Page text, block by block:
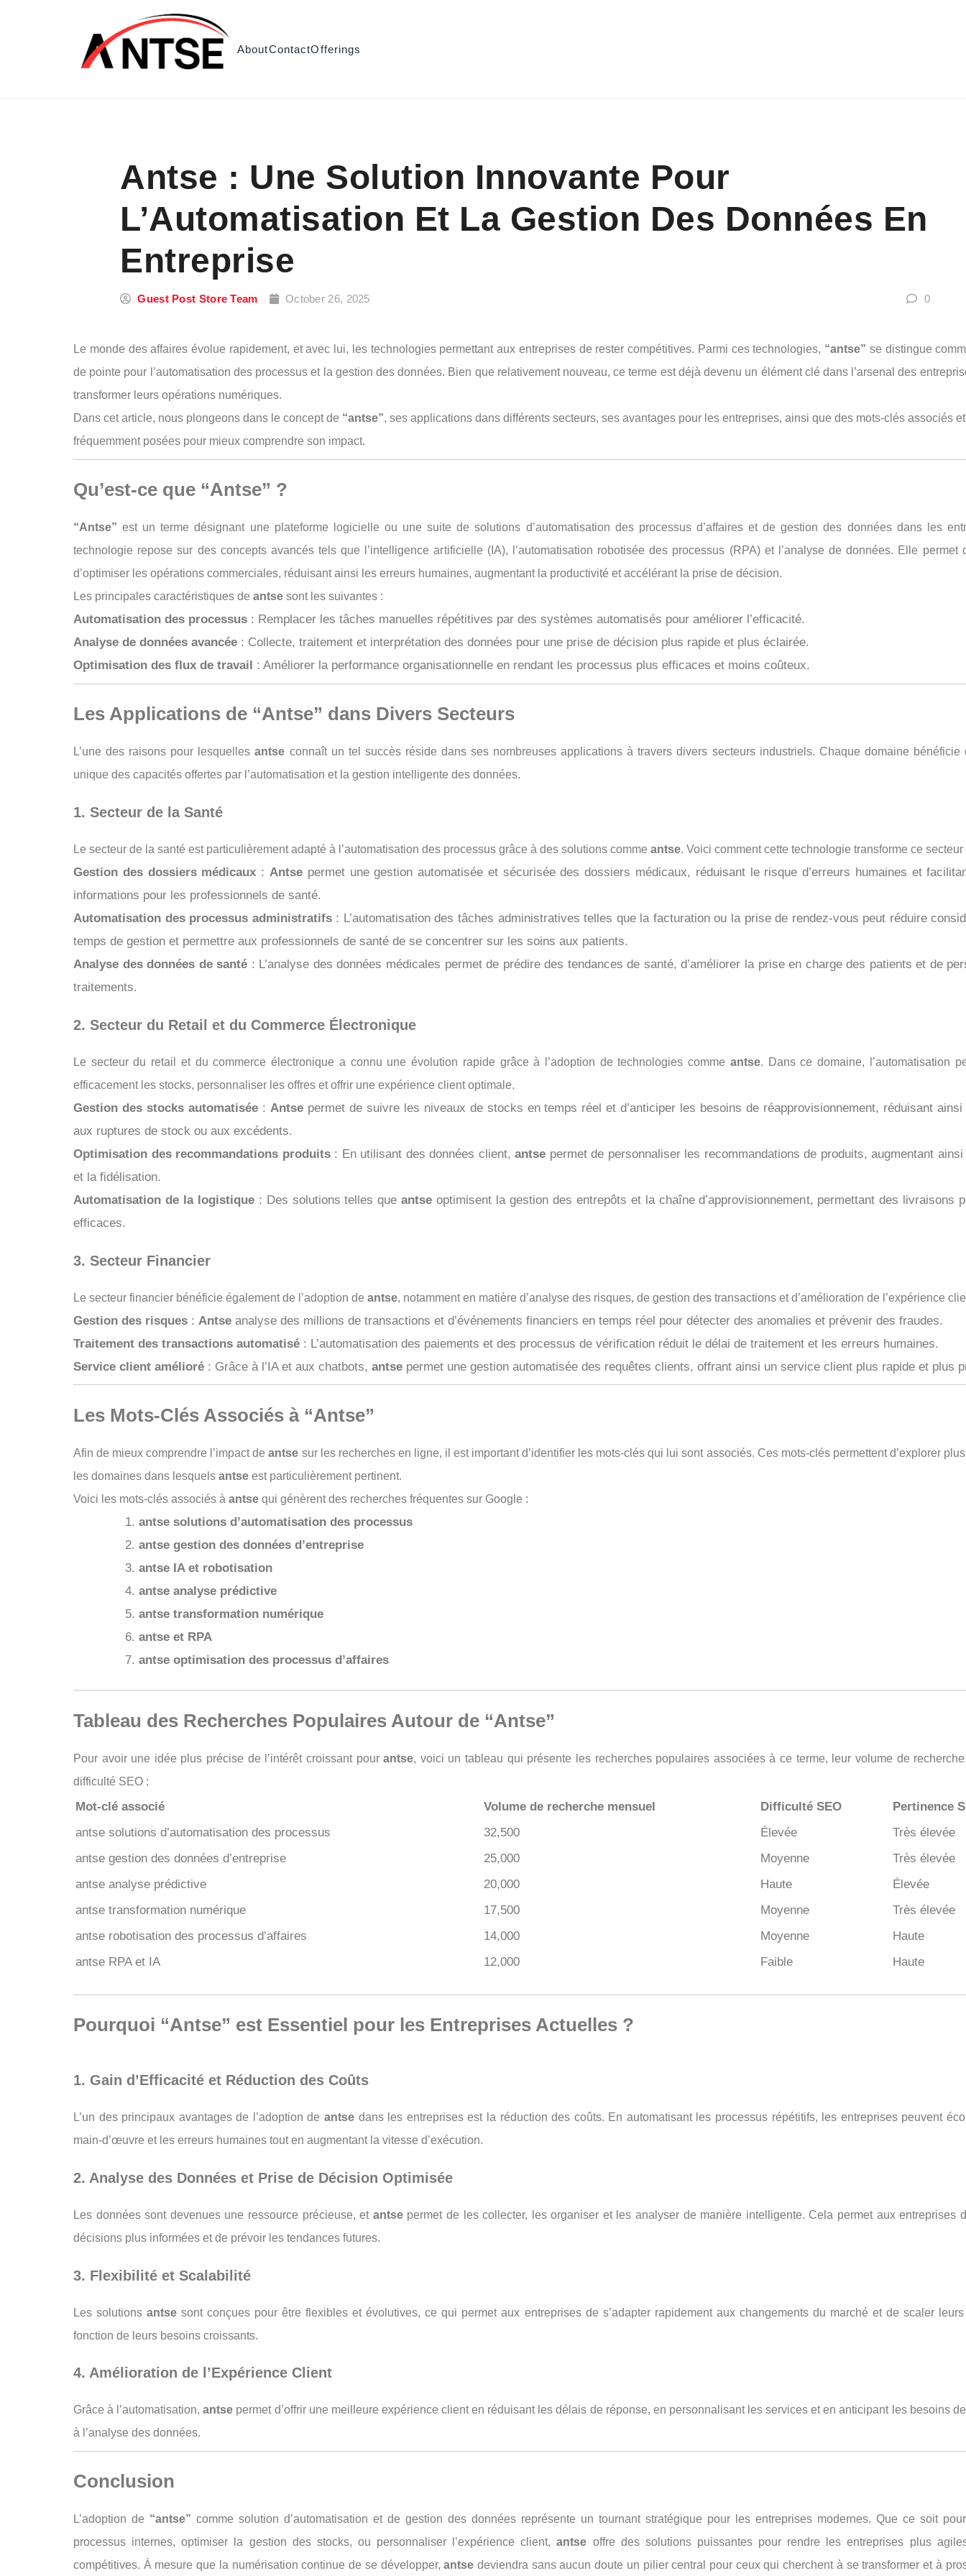
AboutContactOfferings
Antse : Une Solution Innovante Pour
L’Automatisation Et La Gestion Des Données En
Entreprise
Guest Post Store Team October 26, 2025 0
Le monde des affaires évolue rapidement, et avec lui, les technologies permettant aux entreprises de rester compétitives. Parmi ces technologies, “antse” se distingue
de pointe pour l’automatisation des processus et la gestion des données. Bien que relativement nouveau, ce terme est déjà devenu un élément clé dans l’arsenal des
transformer leurs opérations numériques.
Dans cet article, nous plongeons dans le concept de “antse”, ses applications dans différents secteurs, ses avantages pour les entreprises, ainsi que des mots-clés associés
fréquemment posées pour mieux comprendre son impact.
Qu’est-ce que “Antse” ?
“Antse” est un terme désignant une plateforme logicielle ou une suite de solutions d’automatisation des processus d’affaires et de gestion des données dans les
technologie repose sur des concepts avancés tels que l’intelligence artificielle (IA), l’automatisation robotisée des processus (RPA) et l’analyse de données. Elle permet
d’optimiser les opérations commerciales, réduisant ainsi les erreurs humaines, augmentant la productivité et accélérant la prise de décision.
Les principales caractéristiques de antse sont les suivantes :
Automatisation des processus : Remplacer les tâches manuelles répétitives par des systèmes automatisés pour améliorer l’efficacité.
Analyse de données avancée : Collecte, traitement et interprétation des données pour une prise de décision plus rapide et plus éclairée.
Optimisation des flux de travail
: Améliorer la performance organisationnelle en rendant les processus plus efficaces et moins coûteux.
Les Applications de “Antse” dans Divers Secteurs
L’une des raisons pour lesquellesantse connaît un tel succès réside dans ses nombreuses applications à travers divers secteurs industriels. Chaque domaine bénéficie
unique des capacités offertes par l’automatisation et la gestion intelligente des données.
1. Secteur de la Santé
Le secteur de la santé est particulièrement adapté à l’automatisation des processus grâce à des solutions comme antse. Voici comment cette technologie transforme ce secteur
Gestion des dossiers médicaux : Antsepermet une gestion automatisée et sécurisée des dossiers médicaux, réduisant le risque d’erreurs humaines et
informations pour les professionnels de santé.
Automatisation des processus administratifs: L’automatisation des tâches administratives telles que la facturation ou la prise de rendez-vous peut réduire
temps de gestion et permettre aux professionnels de santé de se concentrer sur les soins aux patients.
Analyse des données de santé : L’analyse des données médicales permet de prédire des tendances de santé, d’améliorer la prise en charge des patients et de
traitements.
2. Secteur du Retail et du Commerce Électronique
Le secteur du retail et du commerce électronique a connu une évolution rapide grâce à l’adoption de technologies comme antse. Dans ce domaine, l’automatisation
efficacement les stocks, personnaliser les offres et offrir une expérience client optimale.
Gestion des stocks automatisée: Antsepermet de suivre les niveaux de stocks en temps réel et d’anticiper les besoins de réapprovisionnement, réduisant
aux ruptures de stock ou aux excédents.
Optimisation des recommandations produits: En utilisant des données client,antse permet de personnaliser les recommandations de produits, augmentant
et la fidélisation.
Automatisation de la logistique: Des solutions telles queantse optimisent la gestion des entrepôts et la chaîne d’approvisionnement, permettant des livraisons
efficaces.
3. Secteur Financier
Le secteur financier bénéficie également de l’adoption de antse, notamment en matière d’analyse des risques, de gestion des transactions et d’amélioration de l’expérience
Gestion des risques : Antse analyse des millions de transactions et d’événements financiers en temps réel pour détecter des anomalies et prévenir des fraudes.
Traitement des transactions automatisé : L’automatisation des paiements et des processus de vérification réduit le délai de traitement et les erreurs humaines.
Service client amélioré : Grâce à l’IA et aux chatbots, antse permet une gestion automatisée des requêtes clients, offrant ainsi un service client plus rapide et plus
Les Mots-Clés Associés à “Antse”
Afin de mieux comprendre l’impact deantse sur les recherches en ligne, il est important d’identifier les mots-clés qui lui sont associés. Ces mots-clés permettent d’explorer
les domaines dans lesquels antse est particulièrement pertinent.
Voici les mots-clés associés à antse qui génèrent des recherches fréquentes sur Google :
antse solutions d’automatisation des processus
antse gestion des données d’entreprise
antse IA et robotisation
antse analyse prédictive
antse transformation numérique
antse et RPA
antse optimisation des processus d’affaires
Tableau des Recherches Populaires Autour de “Antse”
Pour avoir une idée plus précise de l’intérêt croissant pourantse, voici un tableau qui présente les recherches populaires associées à ce terme, leur volume de
difficulté SEO :
Mot-clé associé Volume de recherche mensuel Difficulté SEO
Pertinence
antse solutions d’automatisation des processus
32,500 Élevée
Très élevée
antse gestion des données d’entreprise
25,000 Moyenne
Très élevée
antse analyse prédictive
20,000 Haute
Élevée
antse transformation numérique
17,500 Moyenne
Très élevée
antse robotisation des processus d’affaires
14,000 Moyenne
Haute
antse RPA et IA
12,000 Faible Haute
Pourquoi “Antse” est Essentiel pour les Entreprises Actuelles ?
1. Gain d’Efficacité et Réduction des Coûts
L’un des principaux avantages de l’adoption deantse dans les entreprises est la réduction des coûts. En automatisant les processus répétitifs, les entreprises peuvent
main-d’œuvre et les erreurs humaines tout en augmentant la vitesse d’exécution.
2. Analyse des Données et Prise de Décision Optimisée
Les données sont devenues une ressource précieuse, et antsepermet de les collecter, les organiser et les analyser de manière intelligente. Cela permet aux entreprises
décisions plus informées et de prévoir les tendances futures.
3. Flexibilité et Scalabilité
Les solutionsantse sont conçues pour être flexibles et évolutives, ce qui permet aux entreprises de s’adapter rapidement aux changements du marché et de scaler
fonction de leurs besoins croissants.
4. Amélioration de l’Expérience Client
Grâce à l’automatisation,antse permet d’offrir une meilleure expérience client en réduisant les délais de réponse, en personnalisant les services et en anticipant les besoins
à l’analyse des données.
Conclusion
L’adoption de “antse” comme solution d’automatisation et de gestion des données représente un tournant stratégique pour les entreprises modernes. Que ce soit
processus internes, optimiser la gestion des stocks, ou personnaliser l’expérience client,antse offre des solutions puissantes pour rendre les entreprises plus
compétitives. À mesure que la numérisation continue de se développer,antse deviendra sans aucun doute un pilier central pour ceux qui cherchent à se transformer et à